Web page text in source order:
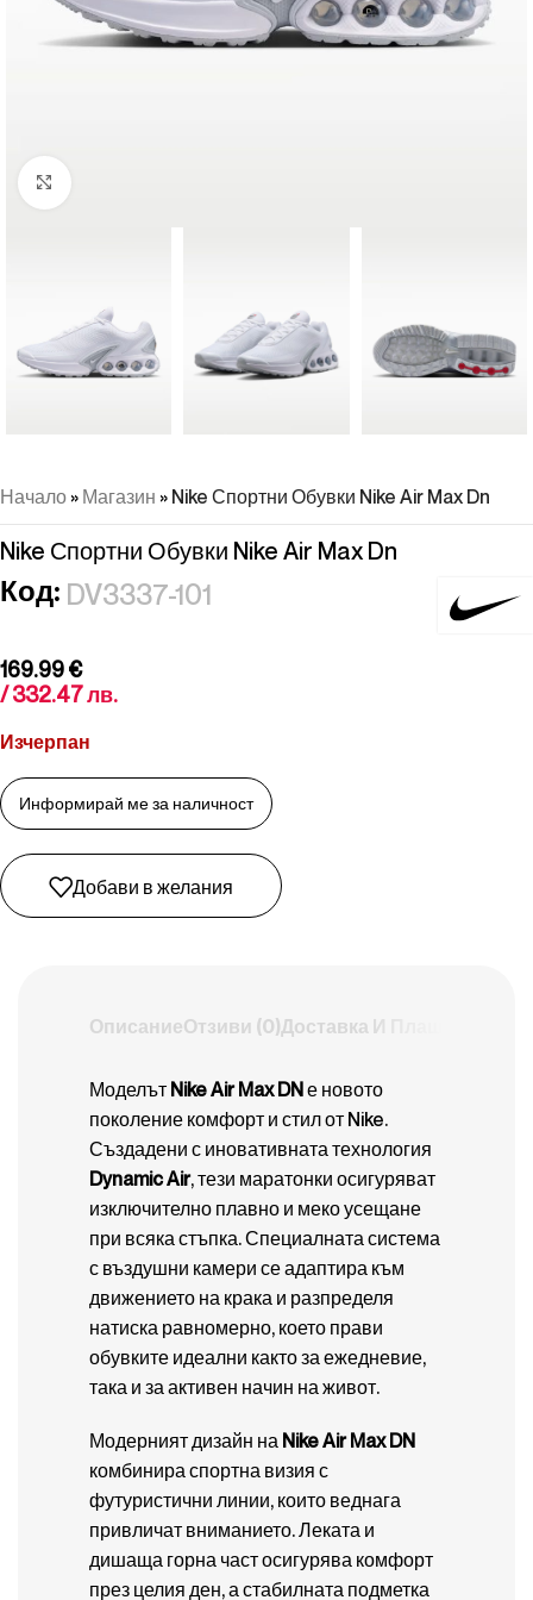
Натиснете, за да увеличите
Начало » Магазин » Nike Спортни Обувки Nike Air Max Dn
Nike Спортни Обувки Nike Air Max Dn
Код: DV3337-101
169.99€
/ 332.47 лв.
Изчерпан
Добави в желания
ОписаниеОтзиви (0)Доставка И Плащане
Моделът Nike Air Max DNе новото
поколение комфорт и стил от Nike.
Създадени с иновативната технология
Dynamic Air, тези маратонки осигуряват
изключително плавно и меко усещане
при всяка стъпка. Специалната система
с въздушни камери се адаптира към
движението на крака и разпределя
натиска равномерно, което прави
обувките идеални както за ежедневие,
така и за активен начин на живот.
Модерният дизайн на Nike Air Max DN
комбинира спортна визия с
футуристични линии, които веднага
привличат вниманието. Леката и
дишаща горна част осигурява комфорт
през целия ден, а стабилната подметка